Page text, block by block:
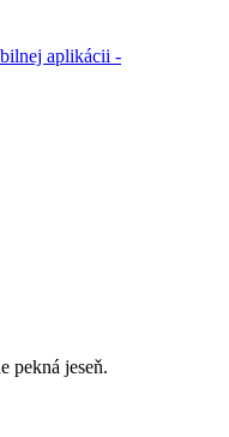
aplikácii -
pekná jeseň.